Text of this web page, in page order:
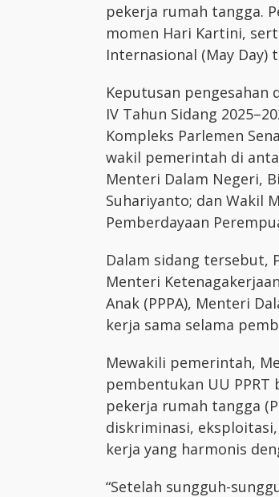
pekerja rumah tangga.
momen Hari Kartini,
Internasional (May Day)
Keputusan pengesahan
IV Tahun Sidang
Kompleks Parlemen
wakil pemerintah di
Menteri Dalam Negeri,
Suhariyanto; dan Wakil
Pemberdayaan
Dalam sidang tersebut,
Menteri
Anak (PPPA), Menteri
kerja sama selama
Mewakili pemerintah,
pembentukan UU
pekerja rumah tangga
diskriminasi,
kerja yang harmonis
“Setelah sungguh-